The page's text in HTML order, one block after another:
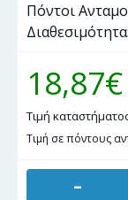
Πόντοι
Διαθεσιμότητα:
18,87€
Τιμή
Τιμή σε πόντους
-